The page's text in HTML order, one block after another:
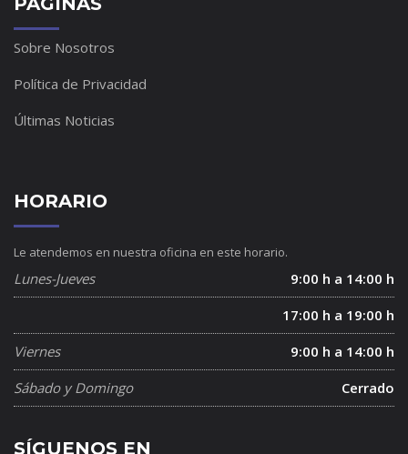
Sobre Nosotros
Política de Privacidad
Últimas Noticias
HORARIO
Le atendemos en nuestra oficina en este horario.
Lunes-Jueves
9:00 h a 14:00 h
17:00 h a 19:00 h
Viernes
9:00 h a 14:00 h
Sábado y Domingo
Cerrado
SÍGUENOS EN